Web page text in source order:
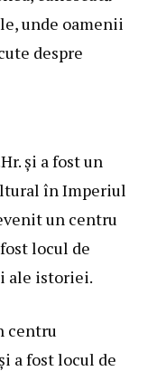
unde oamenii
despre
și a fost un
în Imperiul
un centru
locul de
ale istoriei.
centru
a fost locul de